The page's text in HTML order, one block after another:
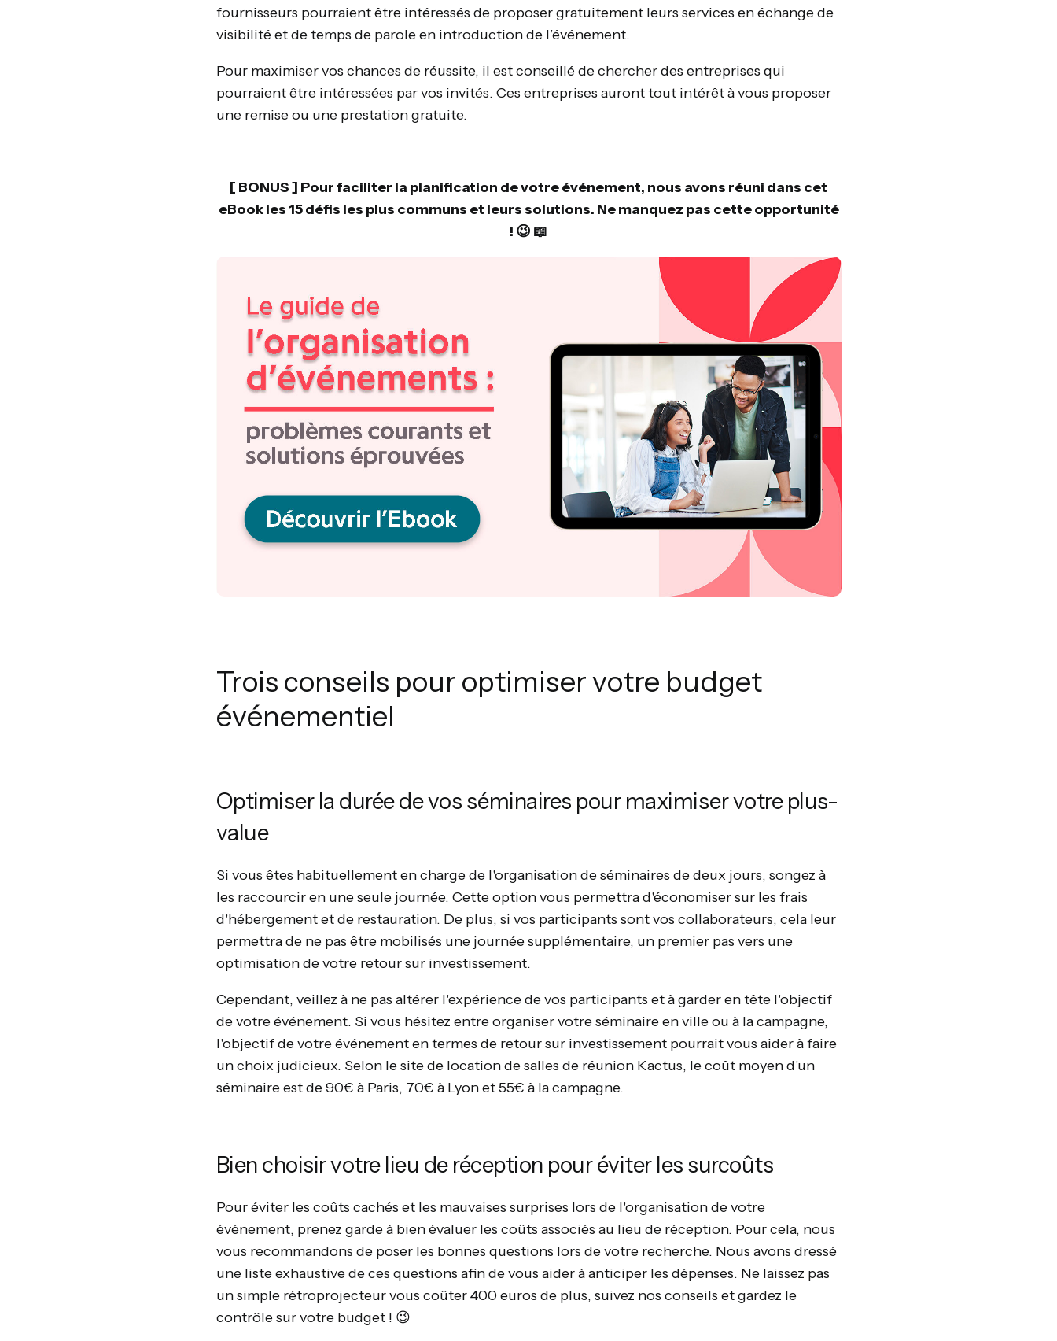
fournisseurs pourraient être intéressés de proposer gratuitement leurs services en échange de
visibilité et de temps de parole en introduction de l’événement.
Pour maximiser vos chances de réussite, il est conseillé de chercher des entreprises qui
pourraient être intéressées par vos invités. Ces entreprises auront tout intérêt à vous proposer
une remise ou une prestation gratuite.
[ BONUS ] Pour faciliter la planification de votre événement, nous avons réuni dans cet
eBook les 15 défis les plus communs et leurs solutions. Ne manquez pas cette opportunité
! 😉 📖
Trois conseils pour optimiser votre budget
événementiel
Optimiser la durée de vos séminaires pour maximiser votre plus-
value
Si vous êtes habituellement en charge de l'organisation de séminaires de deux jours, songez à
les raccourcir en une seule journée. Cette option vous permettra d'économiser sur les frais
d'hébergement et de restauration. De plus, si vos participants sont vos collaborateurs, cela leur
permettra de ne pas être mobilisés une journée supplémentaire, un premier pas vers une
optimisation de votre retour sur investissement.
Cependant, veillez à ne pas altérer l'expérience de vos participants et à garder en tête l'objectif
de votre événement. Si vous hésitez entre organiser votre séminaire en ville ou à la campagne,
l'objectif de votre événement en termes de retour sur investissement pourrait vous aider à faire
un choix judicieux. Selon le site de location de salles de réunion Kactus, le coût moyen d'un
séminaire est de 90€ à Paris, 70€ à Lyon et 55€ à la campagne.
Bien choisir votre lieu de réception pour éviter les surcoûts
Pour éviter les coûts cachés et les mauvaises surprises lors de l'organisation de votre
événement, prenez garde à bien évaluer les coûts associés au lieu de réception. Pour cela, nous
vous recommandons de poser les bonnes questions lors de votre recherche. Nous avons dressé
une liste exhaustive de ces questions afin de vous aider à anticiper les dépenses. Ne laissez pas
un simple rétroprojecteur vous coûter 400 euros de plus, suivez nos conseils et gardez le
contrôle sur votre budget ! 😉